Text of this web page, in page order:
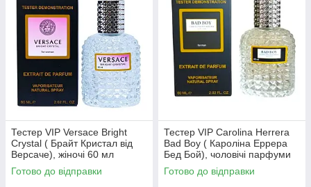
Тестер VIP Versace Bright
Crystal ( Брайт Кристал від
Версаче), жіночі 60 мл
Готово до відправки
Тестер VIP Carolina Herrera
Bad Boy ( Кароліна Еррера
Бед Бой), чоловічі парфуми
60 мл
Готово до відправки